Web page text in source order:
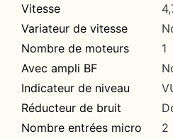
Vitesse
Variateur de vitesse
Nombre de moteurs
1
Avec ampli BF
Indicateur de niveau
Réducteur de bruit
Nombre entrées micro
2